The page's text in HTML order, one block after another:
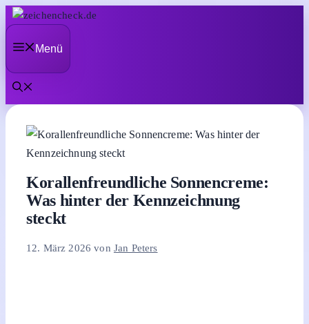
Zum
Inhalt
springenMenü
Korallenfreundliche Sonnencreme:
Was hinter der Kennzeichnung
steckt
12. März 2026 von Jan Peters